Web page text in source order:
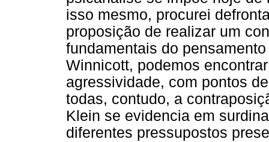
isso mesmo, procurei
proposição de realizar um
fundamentais do
Winnicott, podemos
agressividade, com pontos
todas, contudo, a
Klein se evidencia em
diferentes pressupostos